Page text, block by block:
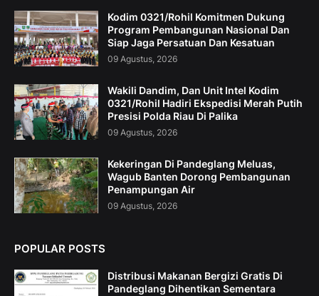
Kodim 0321/Rohil Komitmen Dukung
Program Pembangunan Nasional Dan
Siap Jaga Persatuan Dan Kesatuan
09 Agustus, 2026
Wakili Dandim, Dan Unit Intel Kodim
0321/Rohil Hadiri Ekspedisi Merah Putih
Presisi Polda Riau Di Palika
09 Agustus, 2026
Kekeringan Di Pandeglang Meluas,
Wagub Banten Dorong Pembangunan
Penampungan Air
09 Agustus, 2026
POPULAR POSTS
Distribusi Makanan Bergizi Gratis Di
Pandeglang Dihentikan Sementara